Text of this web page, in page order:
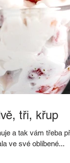
tři, křup
a tak vám třeba
ve své oblíbené...